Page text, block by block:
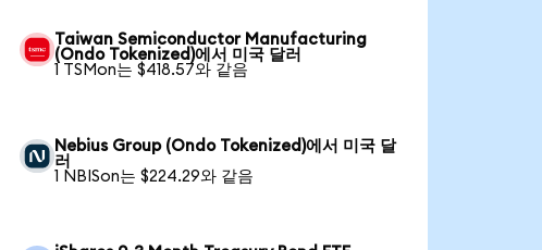
Taiwan Semiconductor Manufacturing
(Ondo Tokenized)에서 미국 달러
1 TSMon는 $418.57와 같음
Nebius Group (Ondo Tokenized)에서 미국 달
러
1 NBISon는 $224.29와 같음